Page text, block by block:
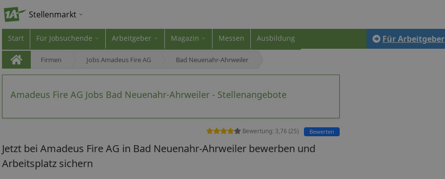
Stellenmarkt
Start Für Jobsuchende Arbeitgeber Magazin Messen Ausbildung Für Arbeitgeber
Firmen Jobs Amadeus Fire AG Bad Neuenahr-Ahrweiler
Amadeus Fire AG Jobs Bad Neuenahr-Ahrweiler - Stellenangebote
Bewertung: 3,76 (25) Bewerten
Jetzt bei Amadeus Fire AG in Bad Neuenahr-Ahrweiler bewerben und
Arbeitsplatz sichern